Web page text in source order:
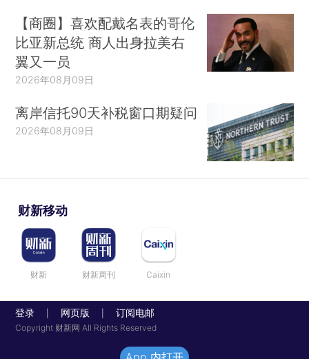
【商圈】喜欢配戴名表的哥伦
比亚新总统 商人出身拉美右
翼又一员
2026年08月09日
离岸信托90天补税窗口期疑问
2026年08月09日
财新移动
财新 财新周刊 Caixin
登录 网页版 订阅电邮
Copyright 财新网 All Rights Reserved